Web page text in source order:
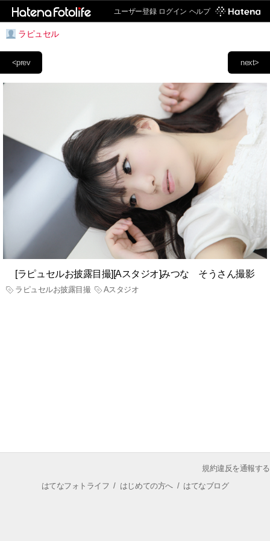
ユーザー登録 ログイン ヘルプ
ラピュセル
next>
<prev
[ラピュセルお披露目撮][Aスタジオ]みつな そうさん撮影
ラピュセルお披露目撮 Aスタジオ
規約違反を通報する
はてなフォトライフ / はじめての方へ/ はてなブログ